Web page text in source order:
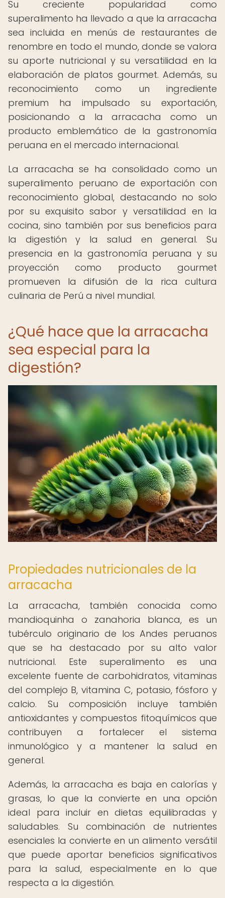
Su creciente popularidad como
superalimento ha llevado a que la arracacha
sea incluida en menús de restaurantes de
renombre en todo el mundo, donde se valora
su aporte nutricional y su versatilidad en la
elaboración de platos gourmet. Además, su
reconocimiento como un ingrediente
premium ha impulsado su exportación,
posicionando a la arracacha como un
producto emblemático de la gastronomía
peruana en el mercado internacional.
La arracacha se ha consolidado como un
superalimento peruano de exportación con
reconocimiento global, destacando no solo
por su exquisito sabor y versatilidad en la
cocina, sino también por sus beneficios para
la digestión y la salud en general. Su
presencia en la gastronomía peruana y su
proyección como producto gourmet
promueven la difusión de la rica cultura
culinaria de Perú a nivel mundial.
¿Qué hace que la arracacha
sea especial para la
digestión?
Propiedades nutricionales de la
arracacha
La arracacha, también conocida como
mandioquinha o zanahoria blanca, es un
tubérculo originario de los Andes peruanos
que se ha destacado por su alto valor
nutricional. Este superalimento es una
excelente fuente de carbohidratos, vitaminas
del complejo B, vitamina C, potasio, fósforo y
calcio. Su composición incluye también
antioxidantes y compuestos fitoquímicos que
contribuyen a fortalecer el sistema
inmunológico y a mantener la salud en
general.
Además, la arracacha es baja en calorías y
grasas, lo que la convierte en una opción
ideal para incluir en dietas equilibradas y
saludables. Su combinación de nutrientes
esenciales la convierte en un alimento versátil
que puede aportar beneficios significativos
para la salud, especialmente en lo que
respecta a la digestión.